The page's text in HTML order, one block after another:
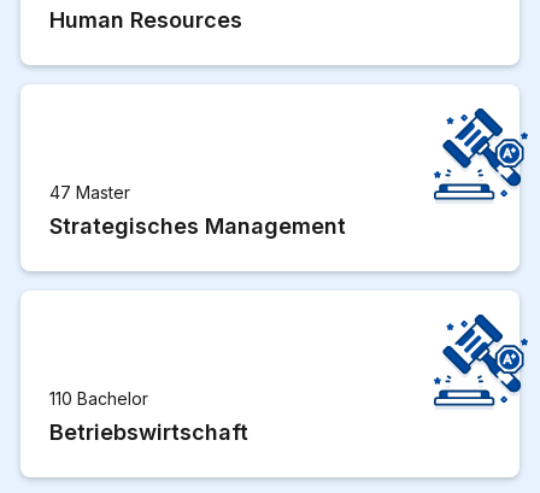
Human Resources
47 Master
Strategisches Management
110 Bachelor
Betriebswirtschaft